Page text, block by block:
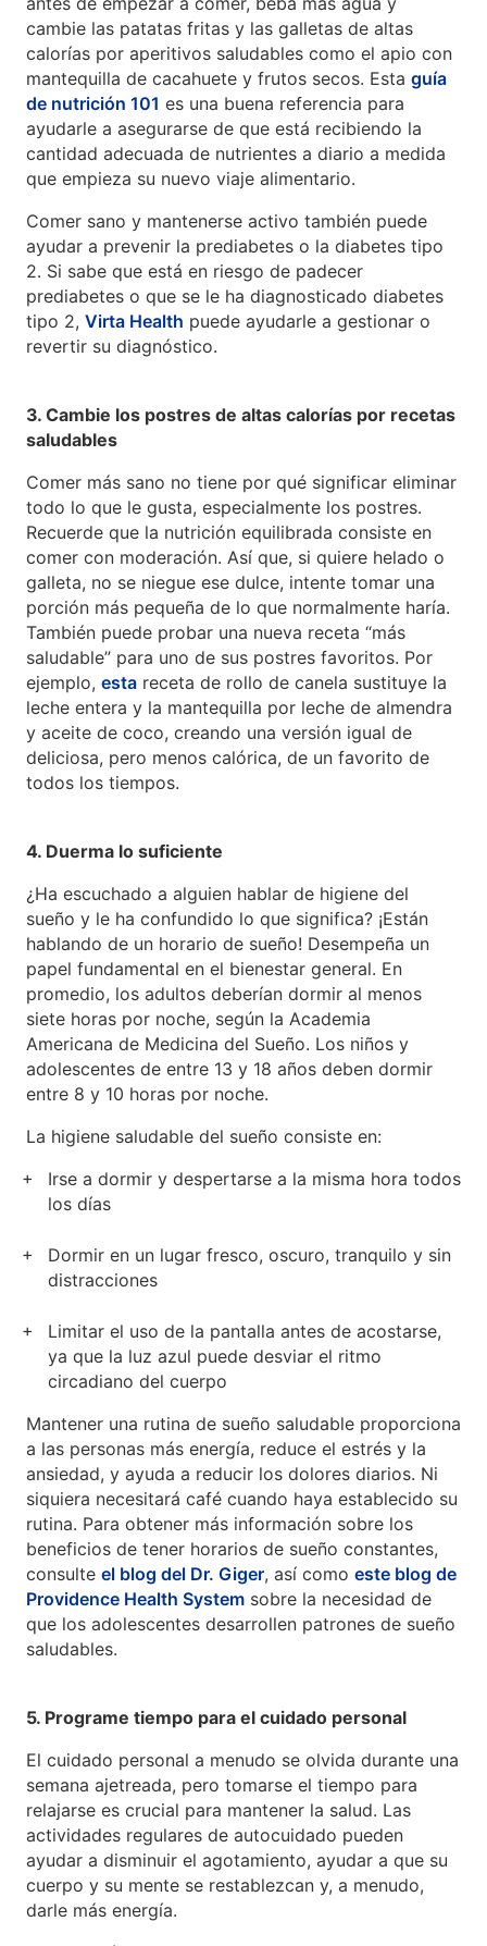
cambie las patatas fritas y las galletas de altas
calorías por aperitivos saludables como el apio con
mantequilla de cacahuete y frutos secos. Esta guía
de nutrición 101 es una buena referencia para
ayudarle a asegurarse de que está recibiendo la
cantidad adecuada de nutrientes a diario a medida
que empieza su nuevo viaje alimentario.
Comer sano y mantenerse activo también puede
ayudar a prevenir la prediabetes o la diabetes tipo
2. Si sabe que está en riesgo de padecer
prediabetes o que se le ha diagnosticado diabetes
tipo 2, Virta Health puede ayudarle a gestionar o
revertir su diagnóstico.
3. Cambie los postres de altas calorías por recetas
saludables
Comer más sano no tiene por qué significar eliminar
todo lo que le gusta, especialmente los postres.
Recuerde que la nutrición equilibrada consiste en
comer con moderación. Así que, si quiere helado o
galleta, no se niegue ese dulce, intente tomar una
porción más pequeña de lo que normalmente haría.
También puede probar una nueva receta “más
saludable” para uno de sus postres favoritos. Por
ejemplo, esta receta de rollo de canela sustituye la
leche entera y la mantequilla por leche de almendra
y aceite de coco, creando una versión igual de
deliciosa, pero menos calórica, de un favorito de
todos los tiempos.
4. Duerma lo suficiente
¿Ha escuchado a alguien hablar de higiene del
sueño y le ha confundido lo que significa? ¡Están
hablando de un horario de sueño! Desempeña un
papel fundamental en el bienestar general. En
promedio, los adultos deberían dormir al menos
siete horas por noche, según la Academia
Americana de Medicina del Sueño. Los niños y
adolescentes de entre 13 y 18 años deben dormir
entre 8 y 10 horas por noche.
La higiene saludable del sueño consiste en:
Irse a dormir y despertarse a la misma hora todos
los días
Dormir en un lugar fresco, oscuro, tranquilo y sin
distracciones
Limitar el uso de la pantalla antes de acostarse,
ya que la luz azul puede desviar el ritmo
circadiano del cuerpo
Mantener una rutina de sueño saludable proporciona
a las personas más energía, reduce el estrés y la
ansiedad, y ayuda a reducir los dolores diarios. Ni
siquiera necesitará café cuando haya establecido su
rutina. Para obtener más información sobre los
beneficios de tener horarios de sueño constantes,
consulte el blog del Dr. Giger, así como este blog de
Providence Health System sobre la necesidad de
que los adolescentes desarrollen patrones de sueño
saludables.
5. Programe tiempo para el cuidado personal
El cuidado personal a menudo se olvida durante una
semana ajetreada, pero tomarse el tiempo para
relajarse es crucial para mantener la salud. Las
actividades regulares de autocuidado pueden
ayudar a disminuir el agotamiento, ayudar a que su
cuerpo y su mente se restablezcan y, a menudo,
darle más energía.